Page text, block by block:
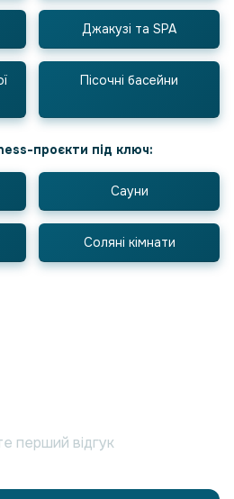
Джакузі та SPA
Пісочні басейни
проєкти під ключ:
Сауни
Соляні кімнати
перший відгук